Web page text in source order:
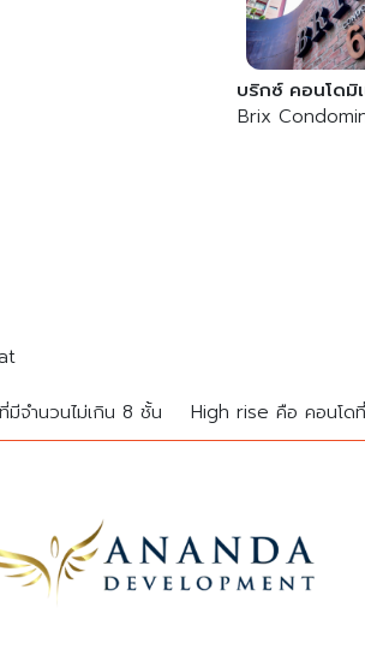
บริกซ์ คอนโดมิ
Brix
จำนวนไม่เกิน 8 ชั้น High rise คือ คอนโด